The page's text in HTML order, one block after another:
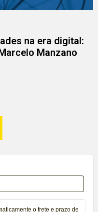
na era digital:
Manzano
o frete e prazo de